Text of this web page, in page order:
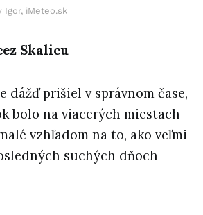
Igor, iMeteo.sk
Skalicu
dážď prišiel v správnom čase,
bolo na viacerých miestach
vzhľadom na to, ako veľmi
suchých dňoch